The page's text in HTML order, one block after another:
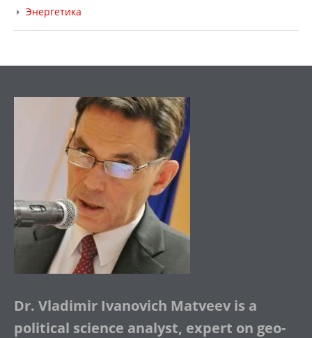
Энергетика
Dr. Vladimir Ivanovich Matveev is a
political science analyst, expert on geo-